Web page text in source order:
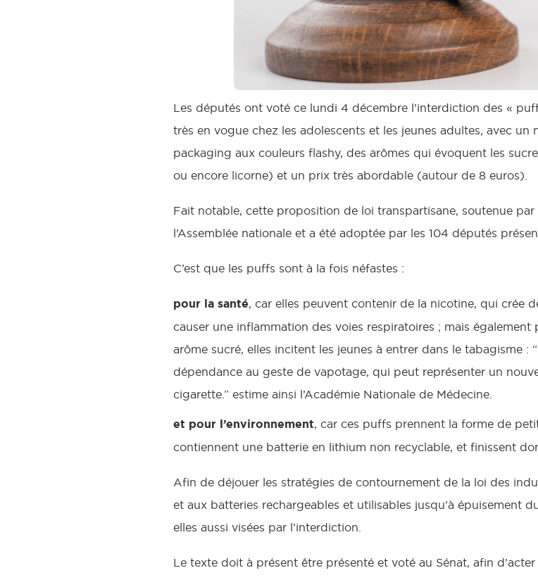
Les députés ont voté ce lundi 4 décembre l’interdiction des «
très en vogue chez les adolescents et les jeunes adultes, avec
packaging aux couleurs flashy, des arômes qui évoquent les
ou encore licorne) et un prix très abordable (autour de 8 euros).
Fait notable, cette proposition de loi transpartisane, soutenue par
l’Assemblée nationale et a été adoptée par les 104 députés
C’est que les puffs sont à la fois néfastes :
pour la santé, car elles peuvent contenir de la nicotine, qui crée
causer une inflammation des voies respiratoires ; mais
arôme sucré, elles incitent les jeunes à entrer dans le tabagisme
dépendance au geste de vapotage, qui peut représenter un
cigarette.” estime ainsi l’Académie Nationale de Médecine.
et pour l’environnement, car ces puffs prennent la forme de
contiennent une batterie en lithium non recyclable, et finissent
Afin de déjouer les stratégies de contournement de la loi des
et aux batteries rechargeables et utilisables jusqu’à
elles aussi visées par l’interdiction.
Le texte doit à présent être présenté et voté au Sénat, afin